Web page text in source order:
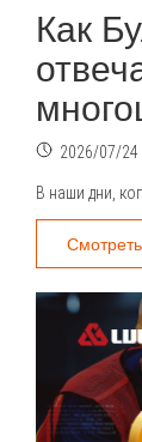
Как
2026/07/24
В наши дни,
Смотреть